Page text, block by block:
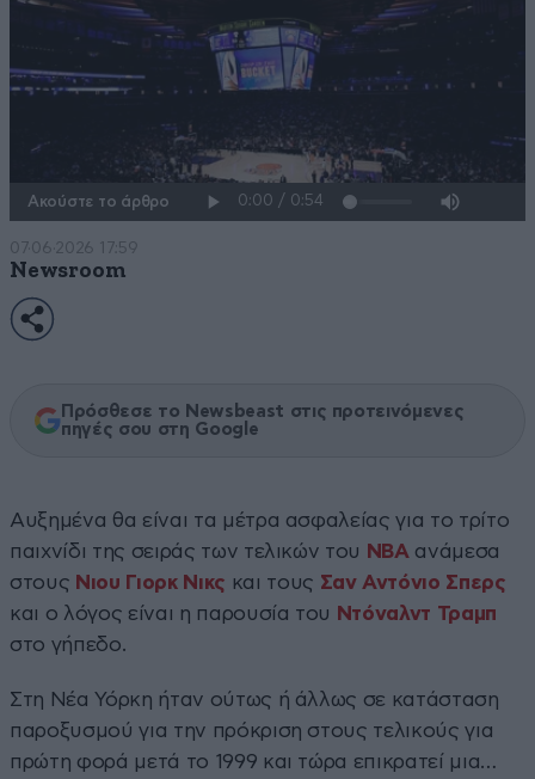
Ακούστε το άρθρο
07·06·2026 17:59
Newsroom
Πρόσθεσε το Newsbeast στις προτεινόμενες
πηγές σου στη Google
Αυξημένα θα είναι τα μέτρα ασφαλείας για το τρίτο
παιχνίδι της σειράς των τελικών του NBA ανάμεσα
στους Νιου Γιορκ Νικς και τους Σαν Αντόνιο Σπερς
και ο λόγος είναι η παρουσία του Ντόναλντ Τραμπ
στο γήπεδο.
Στη Νέα Υόρκη ήταν ούτως ή άλλως σε κατάσταση
παροξυσμού για την πρόκριση στους τελικούς για
πρώτη φορά μετά το 1999 και τώρα επικρατεί μια…